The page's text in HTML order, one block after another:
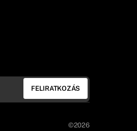
FELIRATKOZÁS
©2026